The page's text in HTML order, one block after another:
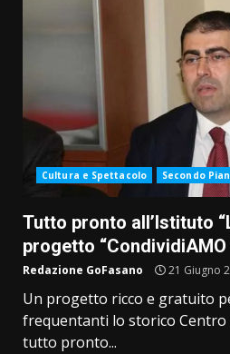
Cultura e Spettacolo Secondo
Tutto pronto all’Istituto
progetto “CondividiAMO
Redazione GoFasano 21 Giugno
Un progetto ricco e gratuito
frequentanti lo storico Centro
tutto pronto...